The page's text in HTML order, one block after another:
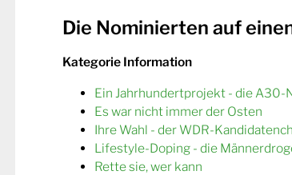
Die Nominierten auf
Kategorie Information
Ein Jahrhundertprojekt - die A30-
Es war nicht immer der Osten
Ihre Wahl - der WDR-
Lifestyle-Doping - die
Rette sie, wer kann